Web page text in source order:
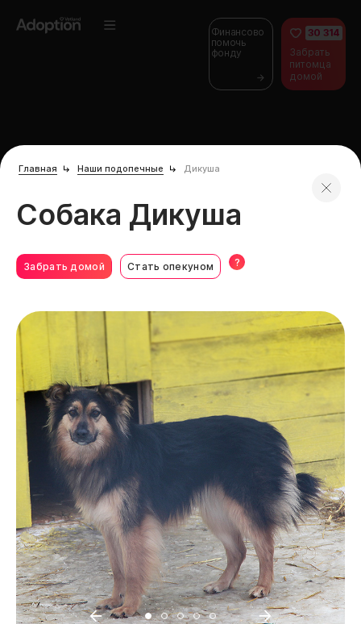
Финансово
помочь
фонду
30 314
Забрать
питомца
домой
Главная Наши подопечные Дикуша
Собака Дикуша
Забрать домой Стать опекуном ?